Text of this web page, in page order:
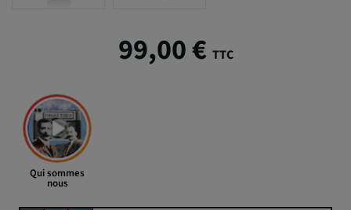
99,00 € TTC
Qui sommes
nous